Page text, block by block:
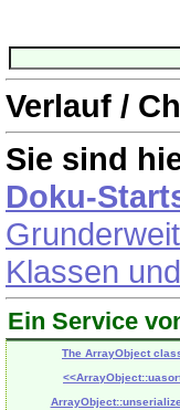
Verlauf /
Sie sind
Doku-
Klassen
Ein Service
The ArrayObject
<<
ArrayObject::unserialize